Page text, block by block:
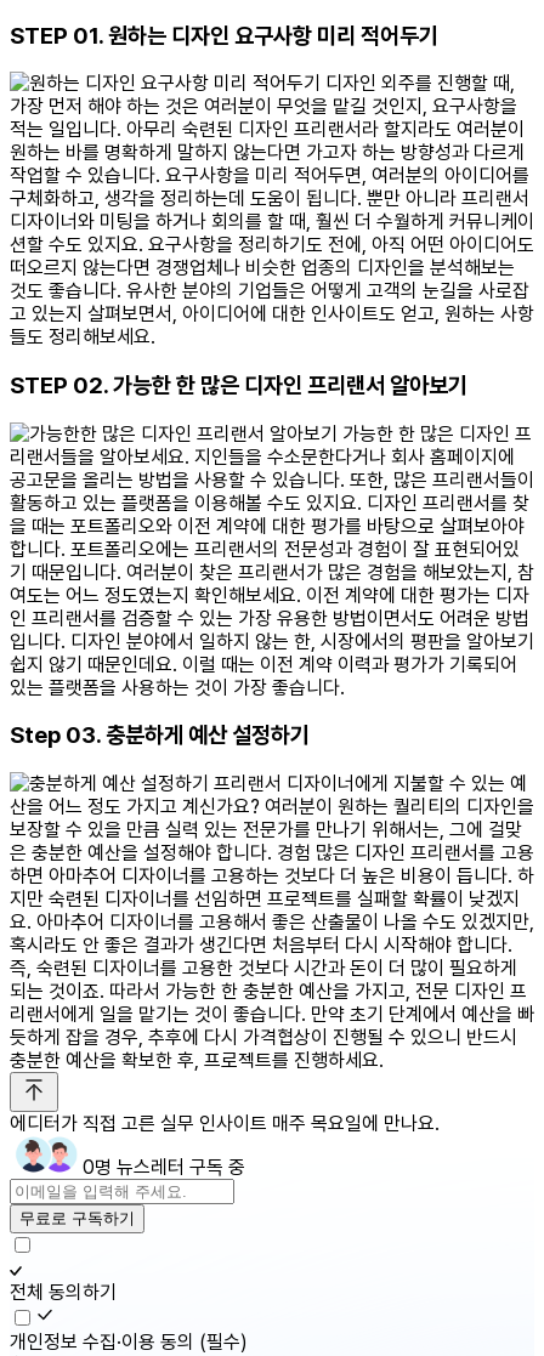
STEP 01. 원하는 디자인 요구사항 미리 적어두기
디자인 외주를 진행할 때,
가장 먼저 해야 하는 것은 여러분이 무엇을 맡길 것인지, 요구사항을
적는 일입니다. 아무리 숙련된 디자인 프리랜서라 할지라도 여러분이
원하는 바를 명확하게 말하지 않는다면 가고자 하는 방향성과 다르게
작업할 수 있습니다. 요구사항을 미리 적어두면, 여러분의 아이디어를
구체화하고, 생각을 정리하는데 도움이 됩니다. 뿐만 아니라 프리랜서
디자이너와 미팅을 하거나 회의를 할 때, 훨씬 더 수월하게 커뮤니케이
션할 수도 있지요. 요구사항을 정리하기도 전에, 아직 어떤 아이디어도
떠오르지 않는다면 경쟁업체나 비슷한 업종의 디자인을 분석해보는
것도 좋습니다. 유사한 분야의 기업들은 어떻게 고객의 눈길을 사로잡
고 있는지 살펴보면서, 아이디어에 대한 인사이트도 얻고, 원하는 사항
들도 정리해보세요.
STEP 02. 가능한 한 많은 디자인 프리랜서 알아보기
가능한 한 많은 디자인 프
리랜서들을 알아보세요. 지인들을 수소문한다거나 회사 홈페이지에
공고문을 올리는 방법을 사용할 수 있습니다. 또한, 많은 프리랜서들이
활동하고 있는 플랫폼을 이용해볼 수도 있지요. 디자인 프리랜서를 찾
을 때는 포트폴리오와 이전 계약에 대한 평가를 바탕으로 살펴보아야
합니다. 포트폴리오에는 프리랜서의 전문성과 경험이 잘 표현되어있
기 때문입니다. 여러분이 찾은 프리랜서가 많은 경험을 해보았는지, 참
여도는 어느 정도였는지 확인해보세요. 이전 계약에 대한 평가는 디자
인 프리랜서를 검증할 수 있는 가장 유용한 방법이면서도 어려운 방법
입니다. 디자인 분야에서 일하지 않는 한, 시장에서의 평판을 알아보기
쉽지 않기 때문인데요. 이럴 때는 이전 계약 이력과 평가가 기록되어
있는 플랫폼을 사용하는 것이 가장 좋습니다.
Step 03. 충분하게 예산 설정하기
프리랜서 디자이너에게 지불할 수 있는 예
산을 어느 정도 가지고 계신가요? 여러분이 원하는 퀄리티의 디자인을
보장할 수 있을 만큼 실력 있는 전문가를 만나기 위해서는, 그에 걸맞
은 충분한 예산을 설정해야 합니다. 경험 많은 디자인 프리랜서를 고용
하면 아마추어 디자이너를 고용하는 것보다 더 높은 비용이 듭니다. 하
지만 숙련된 디자이너를 선임하면 프로젝트를 실패할 확률이 낮겠지
요. 아마추어 디자이너를 고용해서 좋은 산출물이 나올 수도 있겠지만,
혹시라도 안 좋은 결과가 생긴다면 처음부터 다시 시작해야 합니다.
즉, 숙련된 디자이너를 고용한 것보다 시간과 돈이 더 많이 필요하게
되는 것이죠. 따라서 가능한 한 충분한 예산을 가지고, 전문 디자인 프
리랜서에게 일을 맡기는 것이 좋습니다. 만약 초기 단계에서 예산을 빠
듯하게 잡을 경우, 추후에 다시 가격협상이 진행될 수 있으니 반드시
충분한 예산을 확보한 후, 프로젝트를 진행하세요.
에디터가 직접 고른 실무 인사이트 매주 목요일에 만나요.
0명 뉴스레터 구독 중
무료로 구독하기
전체 동의하기
개인정보 수집·이용 동의 (필수)